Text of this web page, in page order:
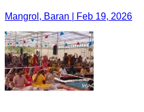
Mangrol, Baran | Feb 19, 2026